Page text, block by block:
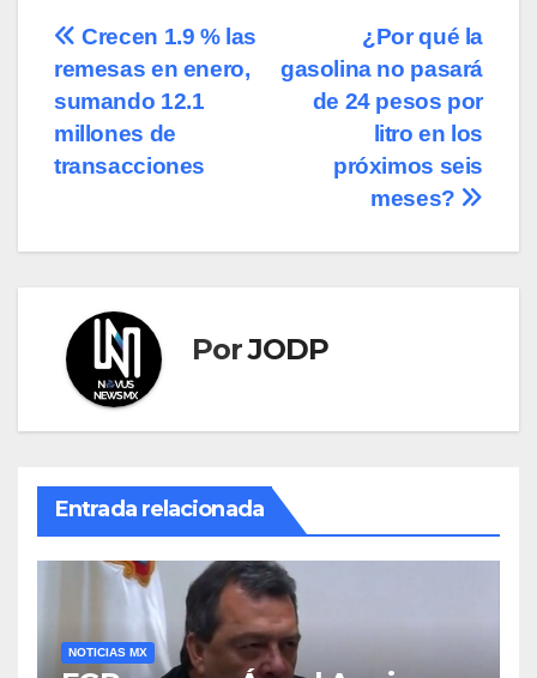
Navegación
de
entradas
¿Por qué la
gasolina no pasará
de 24 pesos por
litro en los
próximos seis
meses?
Crecen 1.9 % las
remesas en enero,
sumando 12.1
millones de
transacciones
PorJODP
Entrada relacionada
NOTICIAS MX